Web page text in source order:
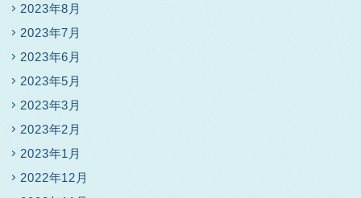
2023年8月
2023年7月
2023年6月
2023年5月
2023年3月
2023年2月
2023年1月
2022年12月